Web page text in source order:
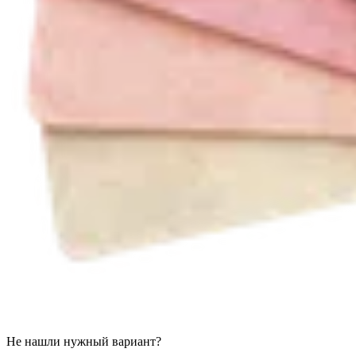
Не нашли нужный вариант?